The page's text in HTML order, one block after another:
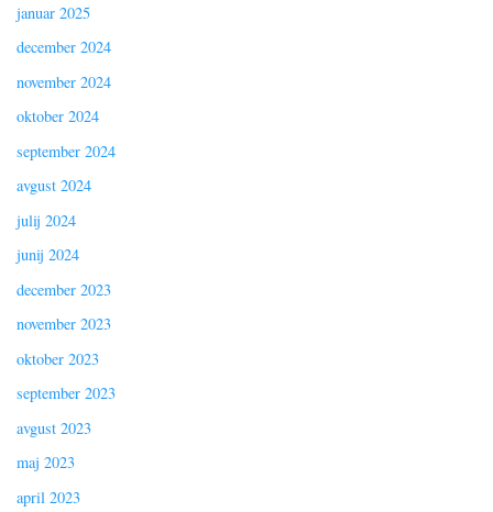
januar 2025
december 2024
november 2024
oktober 2024
september 2024
avgust 2024
julij 2024
junij 2024
december 2023
november 2023
oktober 2023
september 2023
avgust 2023
maj 2023
april 2023